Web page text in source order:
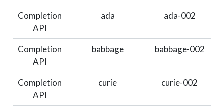
Completion
API
ada ada-002
Completion
API
babbage babbage-002
Completion
API
curie curie-002